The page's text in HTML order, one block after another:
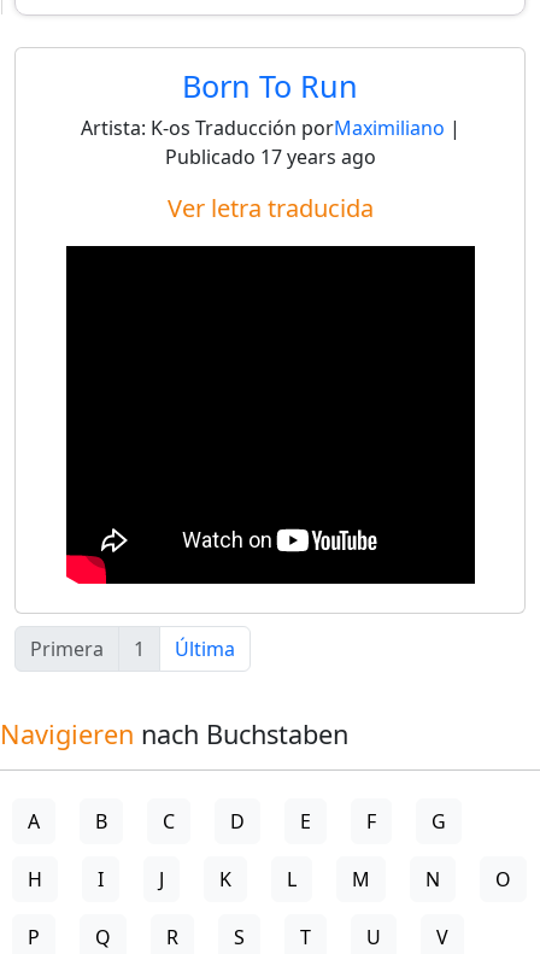
Born To Run
Artista: K-os Traducción porMaximiliano |
Publicado 17 years ago
Ver letra traducida
Primera 1 Última
Navigieren nach Buchstaben
A B C D E F G
H I J K L M N O
P Q R S T U V